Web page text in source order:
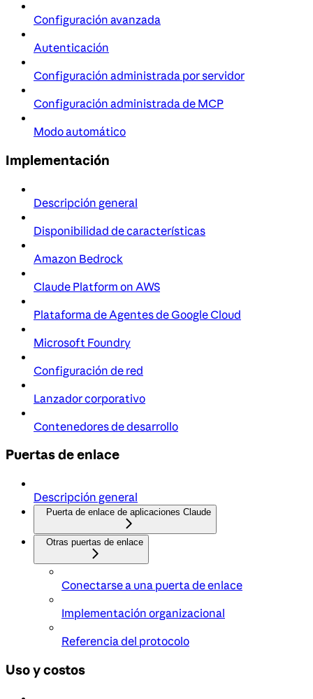
Configuración avanzada
Autenticación
Configuración administrada por servidor
Configuración administrada de MCP
Modo automático
Implementación
Descripción general
Disponibilidad de características
Amazon Bedrock
Claude Platform on AWS
Plataforma de Agentes de Google Cloud
Microsoft Foundry
Configuración de red
Lanzador corporativo
Contenedores de desarrollo
Puertas de enlace
Descripción general
Puerta de enlace de aplicaciones Claude
Otras puertas de enlace
Conectarse a una puerta de enlace
Implementación organizacional
Referencia del protocolo
Uso y costos